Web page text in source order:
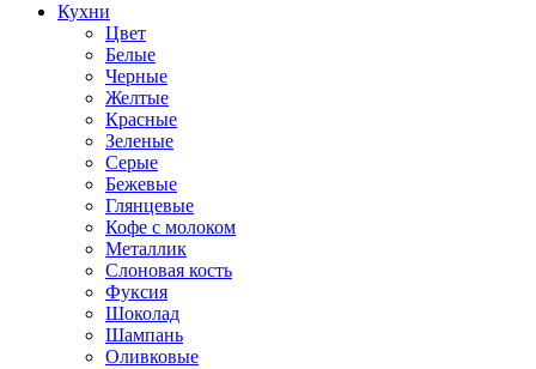
Кухни
Цвет
Белые
Черные
Желтые
Красные
Зеленые
Серые
Бежевые
Глянцевые
Кофе с молоком
Металлик
Слоновая кость
Фуксия
Шоколад
Шампань
Оливковые